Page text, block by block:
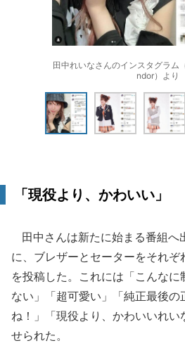
田中れいなさんのインスタグラ
ndor）より
「現役より、かわいい」
田中さんは新たに始まる番組へ
に、ブレザーとセーターをそれ
を投稿した。これには「こんな
ない」「超可愛い」「純正最後
ね！」「現役より、かわいいれ
せられた。